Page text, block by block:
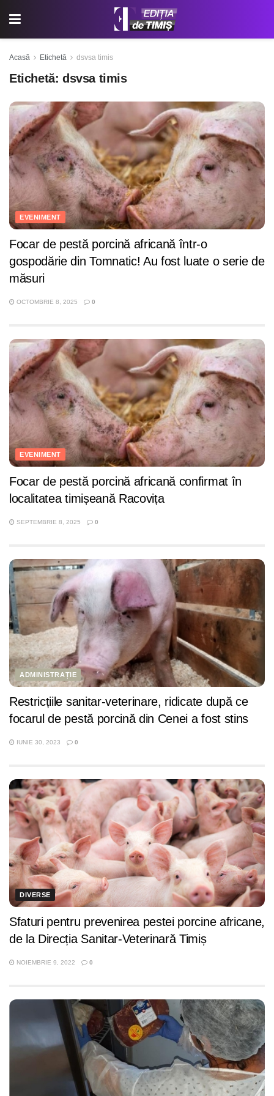
Acasă Etichetă dsvsa timis
Etichetă: dsvsa timis
EVENIMENT
Focar de pestă porcină africană într-o
gospodărie din Tomnatic! Au fost luate o serie de
măsuri
OCTOMBRIE 8, 2025 0
EVENIMENT
Focar de pestă porcină africană confirmat în
localitatea timișeană Racovița
SEPTEMBRIE 8, 2025 0
ADMINISTRAȚIE
Restricțiile sanitar-veterinare, ridicate după ce
focarul de pestă porcină din Cenei a fost stins
IUNIE 30, 2023 0
DIVERSE
Sfaturi pentru prevenirea pestei porcine africane,
de la Direcția Sanitar-Veterinară Timiș
NOIEMBRIE 9, 2022 0